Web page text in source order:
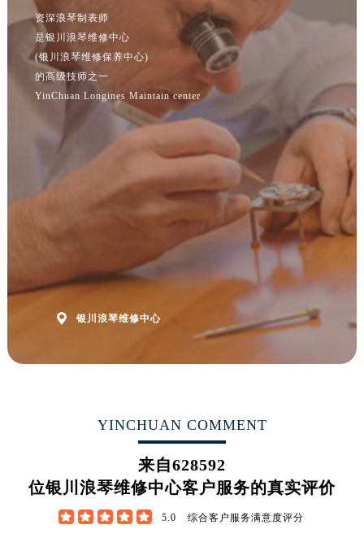
资深浪琴制表师
是银川浪琴维修中心
(银川浪琴维修保养中心)
的高级技师之一
YinChuan Longines Maintain center
 银川浪琴维修中心
YINCHUAN COMMENT
来自628592
位银川浪琴维修中心客户服务的真实评价
     5.0 综合客户服务满意度评分